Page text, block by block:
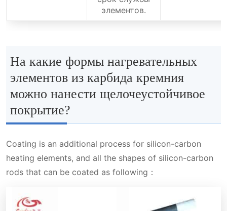
элементов.
На какие формы нагревательных
элементов из карбида кремния
можно нанести щелочеустойчивое
покрытие?
Coating is an additional process for silicon-carbon
heating elements, and all the shapes of silicon-carbon
rods that can be coated as following：